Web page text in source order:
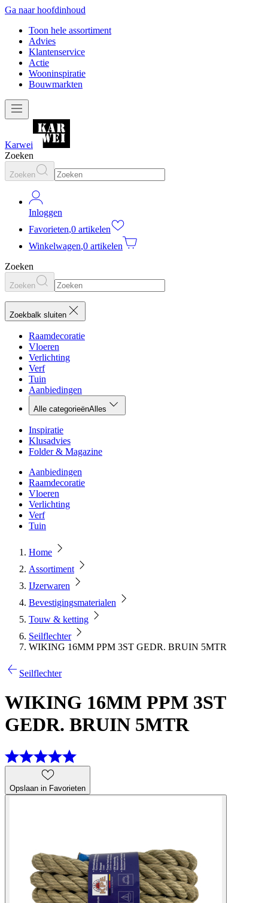
Ga naar hoofdinhoud
Toon hele assortiment
Advies
Klantenservice
Actie
Wooninspiratie
Bouwmarkten
Karwei
Zoeken
Zoeken
Inloggen
Favorieten,0 artikelen
Winkelwagen,0 artikelen
Zoeken
Zoeken
Zoekbalk sluiten
Raamdecoratie
Vloeren
Verlichting
Verf
Tuin
Aanbiedingen
Alle categorieënAlles
Inspiratie
Klusadvies
Folder & Magazine
Aanbiedingen
Raamdecoratie
Vloeren
Verlichting
Verf
Tuin
Home
Assortiment
IJzerwaren
Bevestigingsmaterialen
Touw & ketting
Seilflechter
WIKING 16MM PPM 3ST GEDR. BRUIN 5MTR
Seilflechter
WIKING 16MM PPM 3ST
GEDR. BRUIN 5MTR
Opslaan in Favorieten